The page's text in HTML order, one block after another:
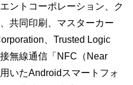
ントコーポレーション、ク
共同印刷、マスターカー
、Trusted Logic
無線通信「NFC（Near
いたAndroidスマートフォ